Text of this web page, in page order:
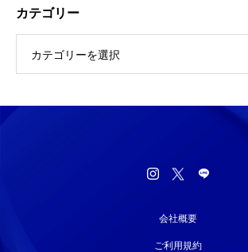
カテゴリー
カテゴリーを選択
会社概要
ご利用規約